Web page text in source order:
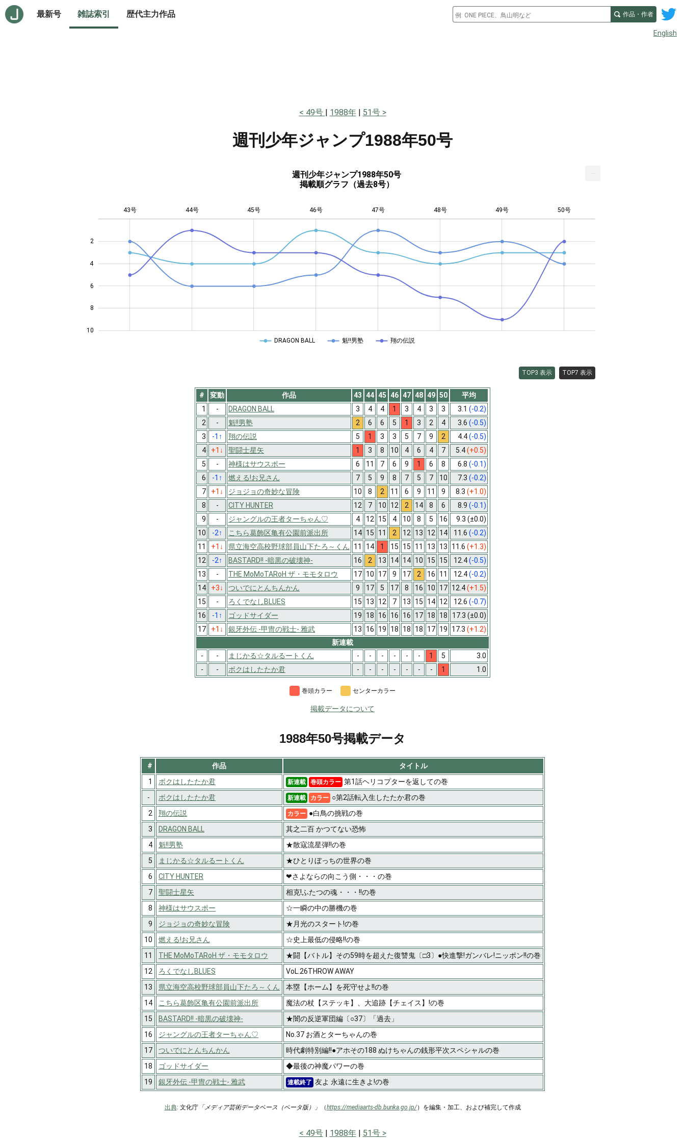
最新号 雑誌索引 歴代主力作品 作品・作者
English
49号 1988年 51号
週刊少年ジャンプ1988年50号
週刊少年ジャンプ1988年50号
掲載順グラフ（過去8号）
2
4
6
8
10
43号 44号 45号 46号 47号 48号 49号 50号
DRAGON BALL 魁!!男塾 翔の伝説
TOP3 表示 TOP7 表示
# 変動 作品 43 44 45 46 47 48 49 50
平均
1
- DRAGON BALL 3 4 4 1 3 4 3 3 3.1 (-0.2)
2
- 魁!!男塾 2 6 6 5 1 3 2 4 3.6 (-0.5)
3
-1 ↑ 翔の伝説 5 1 3 3 5 7 9 2 4.4(-0.5)
4
+1 ↓ 聖闘士星矢 1 3 8 10 4 6 4 7 5.4(+0.5)
5
- 神様はサウスポー 6 11 7 6 9 1 6 8 6.8 (-0.1)
6
-1 ↑ 燃える!お兄さん 7 5 9 8 7 5 7 10 7.3 (-0.2)
7
+1 ↓ ジョジョの奇妙な冒険 10 8 2 11 6 9 11 9 8.3 (+1.0)
8
- CITY HUNTER 12 7 10 12 2 14 8 6 8.9 (-0.1)
9
- ジャングルの王者ターちゃん♡ 4 12 15 4 10 8 5 16 9.3 (±0.0)
10
-2↑ こちら葛飾区亀有公園前派出所 14 15 11 2 12 13 12 14 11.6 (-0.2)
11
+1 ↓ 県立海空高校野球部員山下たろ～くん 11 14 1 15 15 11 13 13 11.6 (+1.3)
12
-2↑ BASTARD!! -暗黒の破壊神- 16 2 13 14 14 10 15 15 12.4(-0.5)
13
- THE MoMoTARoH ザ・モモタロウ 17 10 17 9 17 2 16 11 12.4(-0.2)
14
+3↓ ついでにとんちんかん 9 17 5 17 8 16 10 17 12.4(+1.5)
15
- ろくでなしBLUES 15 13 12 7 13 15 14 12 12.6 (-0.7)
16
-1 ↑ ゴッドサイダー 19 18 16 16 16 17 18 18 17.3 (±0.0)
17
+1 ↓ 銀牙外伝 -甲冑の戦士- 雅武 13 16 19 18 18 18 17 19 17.3 (+1.2)
新連載
-
- まじかる☆タルるートくん - - - - - - 1 5
3.0
-
- ボクはしたたか君 - - - - - - - 1 1.0
巻頭カラー センターカラー
掲載データについて
1988年50号掲載データ
# 作品
タイトル
1
ボクはしたたか君 新連載 巻頭カラー 第1話ヘリコプターを返しての巻
-
ボクはしたたか君 新連載 カラー ○第2話転入生したたか君の巻
2
翔の伝説 カラー ●白鳥の挑戦の巻
3
DRAGON BALL
其之二百 かつてない恐怖
4
魁!!男塾
★散寇流星弾!!の巻
5
まじかる☆タルるートくん
★ひとりぼっちの世界の巻
6
CITY HUNTER
❤さよならの向こう側・・・の巻
7
聖闘士星矢
相克!ふたつの魂・・・!!の巻
8
神様はサウスポー
☆一瞬の中の勝機の巻
9
ジョジョの奇妙な冒険
★月光のスタート!の巻
10
燃える!お兄さん
☆史上最低の侵略!!の巻
11
THE MoMoTARoH ザ・モモタロウ
★闘【バトル】その59時を超えた復讐鬼〔□3〕●快進撃!ガンバレ!ニッポン!!の巻
12
ろくでなしBLUES
VoL.26THROW AWAY
13
県立海空高校野球部員山下たろ～くん
本塁【ホーム】を死守せよ!!の巻
14
こちら葛飾区亀有公園前派出所
魔法の杖【ステッキ】、大追跡【チェイス】!の巻
15
BASTARD!! -暗黒の破壊神-
★闇の反逆軍団編〔○37〕「過去」
16
ジャングルの王者ターちゃん♡
No.37 お酒とターちゃんの巻
17
ついでにとんちんかん
時代劇特別編!!●アホその188 ぬけちゃんの銭形平次スペシャルの巻
18
ゴッドサイダー
◆最後の神魔パワーの巻
19
銀牙外伝 -甲冑の戦士- 雅武 連載終了 友よ 永遠に生きよ!の巻
出典: 文化庁「メディア芸術データベース（ベータ版）」 （https://mediaarts-db.bunka.go.jp/）を編集・加工、および補完して作成
49号 1988年 51号